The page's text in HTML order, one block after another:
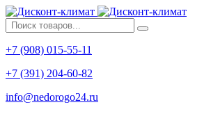
+7 (908) 015-55-11
+7 (391) 204-60-82
info@nedorogo24.ru